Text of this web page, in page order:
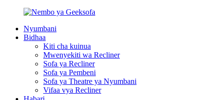
Nyumbani
Bidhaa
Kiti cha kuinua
Mwenyekiti wa Recliner
Sofa ya Recliner
Sofa ya Pembeni
Sofa ya Theatre ya Nyumbani
Vifaa vya Recliner